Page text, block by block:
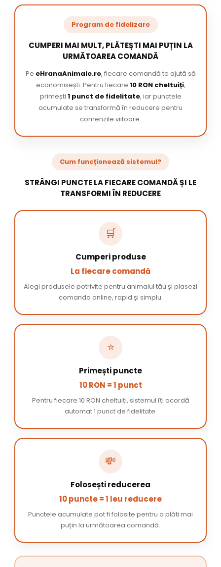
Program de fidelizare
CUMPERI MAI MULT, PLĂTEȘTI MAI PUȚIN LA
URMĂTOAREA COMANDĂ
Pe eHranaAnimale.ro, fiecare comandă te ajută să
economisești. Pentru fiecare 10 RON cheltuiți,
primești 1 punct de fidelitate, iar punctele
acumulate se transformă în reducere pentru
comenzile viitoare.
Cum funcționează sistemul?
STRÂNGI PUNCTE LA FIECARE COMANDĂ ȘI LE
TRANSFORMI ÎN REDUCERE
🛒
Cumperi produse
La fiecare comandă
Alegi produsele potrivite pentru animalul tău și plasezi
comanda online, rapid și simplu.
⭐
Primești puncte
10 RON = 1 punct
Pentru fiecare 10 RON cheltuiți, sistemul îți acordă
automat 1 punct de fidelitate.
💸
Folosești reducerea
10 puncte = 1 leu reducere
Punctele acumulate pot fi folosite pentru a plăti mai
puțin la următoarea comandă.